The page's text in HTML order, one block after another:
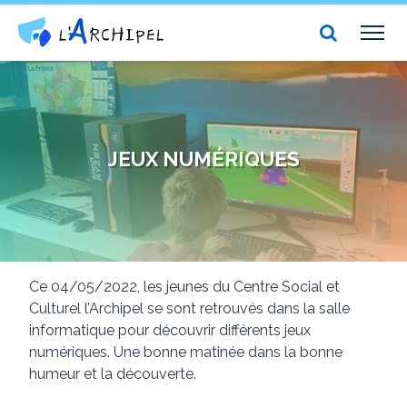
Centre social et culturel l'Archipel
JEUX NUMÉRIQUES
Ce 04/05/2022, les jeunes du Centre Social et
Culturel l’Archipel se sont retrouvés dans la salle
informatique pour découvrir différents jeux
numériques. Une bonne matinée dans la bonne
humeur et la découverte.